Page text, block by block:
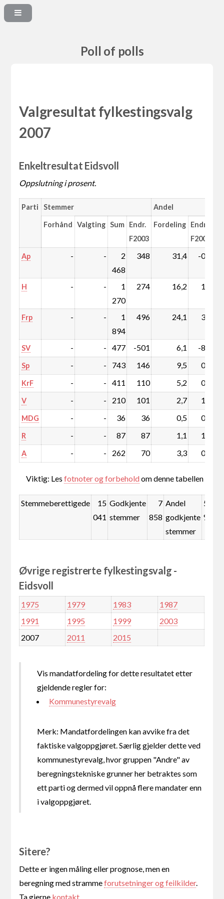
Poll of polls
Valgresultat fylkestingsvalg
2007
Enkeltresultat Eidsvoll
Oppslutning i prosent.
Parti Stemmer Andel
Forhånd Valgting Sum Endr.
F2003
Fordeling Endr.
F2003
Ap - -
2
468
348 31,4 -0,3
H - -
1
270
274 16,2 1,3
Frp - -
1
894
496 24,1 3,2
SV - - 477 -501 6,1 -8,5
Sp - - 743 146 9,5 0,5
KrF - - 411 110 5,2 0,7
V - - 210 101 2,7 1,0
MDG - - 36 36 0,5 0,5
R - - 87 87 1,1 1,1
A - - 262 70 3,3 0,5
Viktig: Lesfotnoter og forbeholdom denne tabellen
Stemmeberettigede
15
041
Godkjente
stemmer
7
858
Andel
godkjente
stemmer
52,2
%
Øvrige registrerte fylkestingsvalg -
Eidsvoll
1975 1979 1983
1987
1991
1995 1999
2003
2007
2011 2015
Vis mandatfordeling for dette resultatet etter
gjeldende regler for:
Kommunestyrevalg
Merk: Mandatfordelingen kan avvike fra det
faktiske valgoppgjøret. Særlig gjelder dette ved
kommunestyrevalg, hvor gruppen "Andre" av
beregningstekniske grunner her betraktes som
ett parti og dermed vil oppnå flere mandater enn
i valgoppgjøret.
Sitere?
Dette er ingen måling eller prognose, men en
beregning med strammeforutsetninger og feilkilder.
Ta gjerne kontakt